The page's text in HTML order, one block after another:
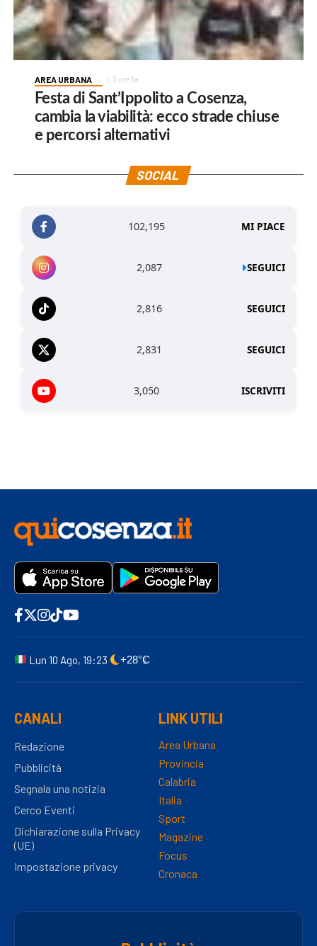
AREA URBANA 3 ore fa
Festa di Sant’Ippolito a Cosenza,
cambia la viabilità: ecco strade chiuse
e percorsi alternativi
SOCIAL
102,195 MI PIACE
2,087 SEGUICI
2,816 SEGUICI
2,831 SEGUICI
3,050 ISCRIVITI
Lun 10 Ago, 19:23 +28°C
CANALI
Redazione
Pubblicità
Segnala una notizia
Cerco Eventi
Dichiarazione sulla Privacy
(UE)
Impostazione privacy
LINK UTILI
Area Urbana
Provincia
Calabria
Italia
Sport
Magazine
Focus
Cronaca